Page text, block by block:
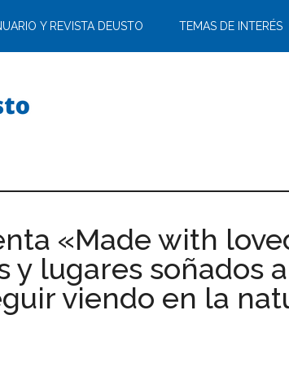
Y REVISTA DEUSTO TEMAS DE INTERÉS
«Made with
y lugares soñados
viendo en la